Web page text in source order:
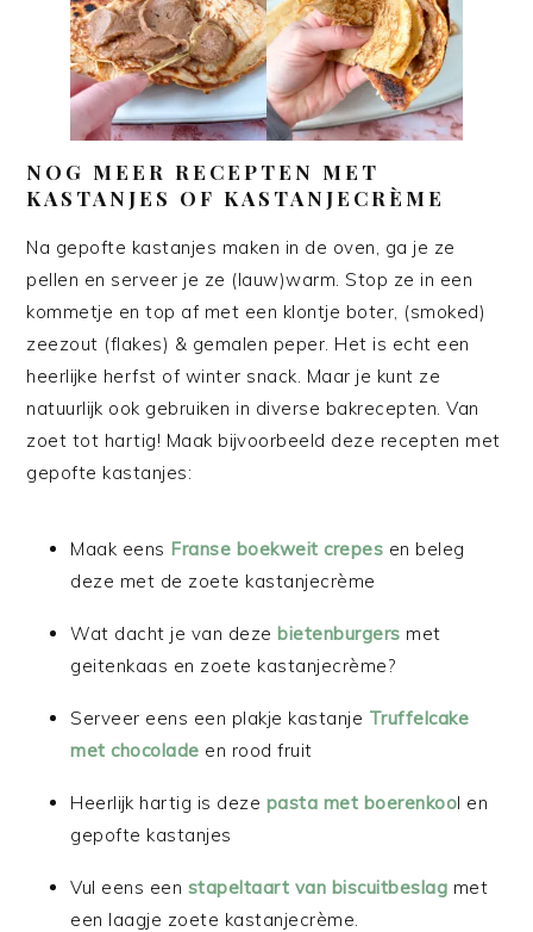
NOG MEER RECEPTEN MET
KASTANJES OF KASTANJECRÈME
Na gepofte kastanjes maken in de oven, ga je ze
pellen en serveer je ze (lauw)warm. Stop ze in een
kommetje en top af met een klontje boter, (smoked)
zeezout (flakes) & gemalen peper. Het is echt een
heerlijke herfst of winter snack. Maar je kunt ze
natuurlijk ook gebruiken in diverse bakrecepten. Van
zoet tot hartig! Maak bijvoorbeeld deze recepten met
gepofte kastanjes:
Maak eens Franse boekweit crepes en beleg
deze met de zoete kastanjecrème
Wat dacht je van dezebietenburgers met
geitenkaas en zoete kastanjecrème?
Serveer eens een plakje kastanje Truffelcake
met chocolade en rood fruit
Heerlijk hartig is deze pasta met boerenkool en
gepofte kastanjes
Vul eens een stapeltaart van biscuitbeslag met
een laagje zoete kastanjecrème.